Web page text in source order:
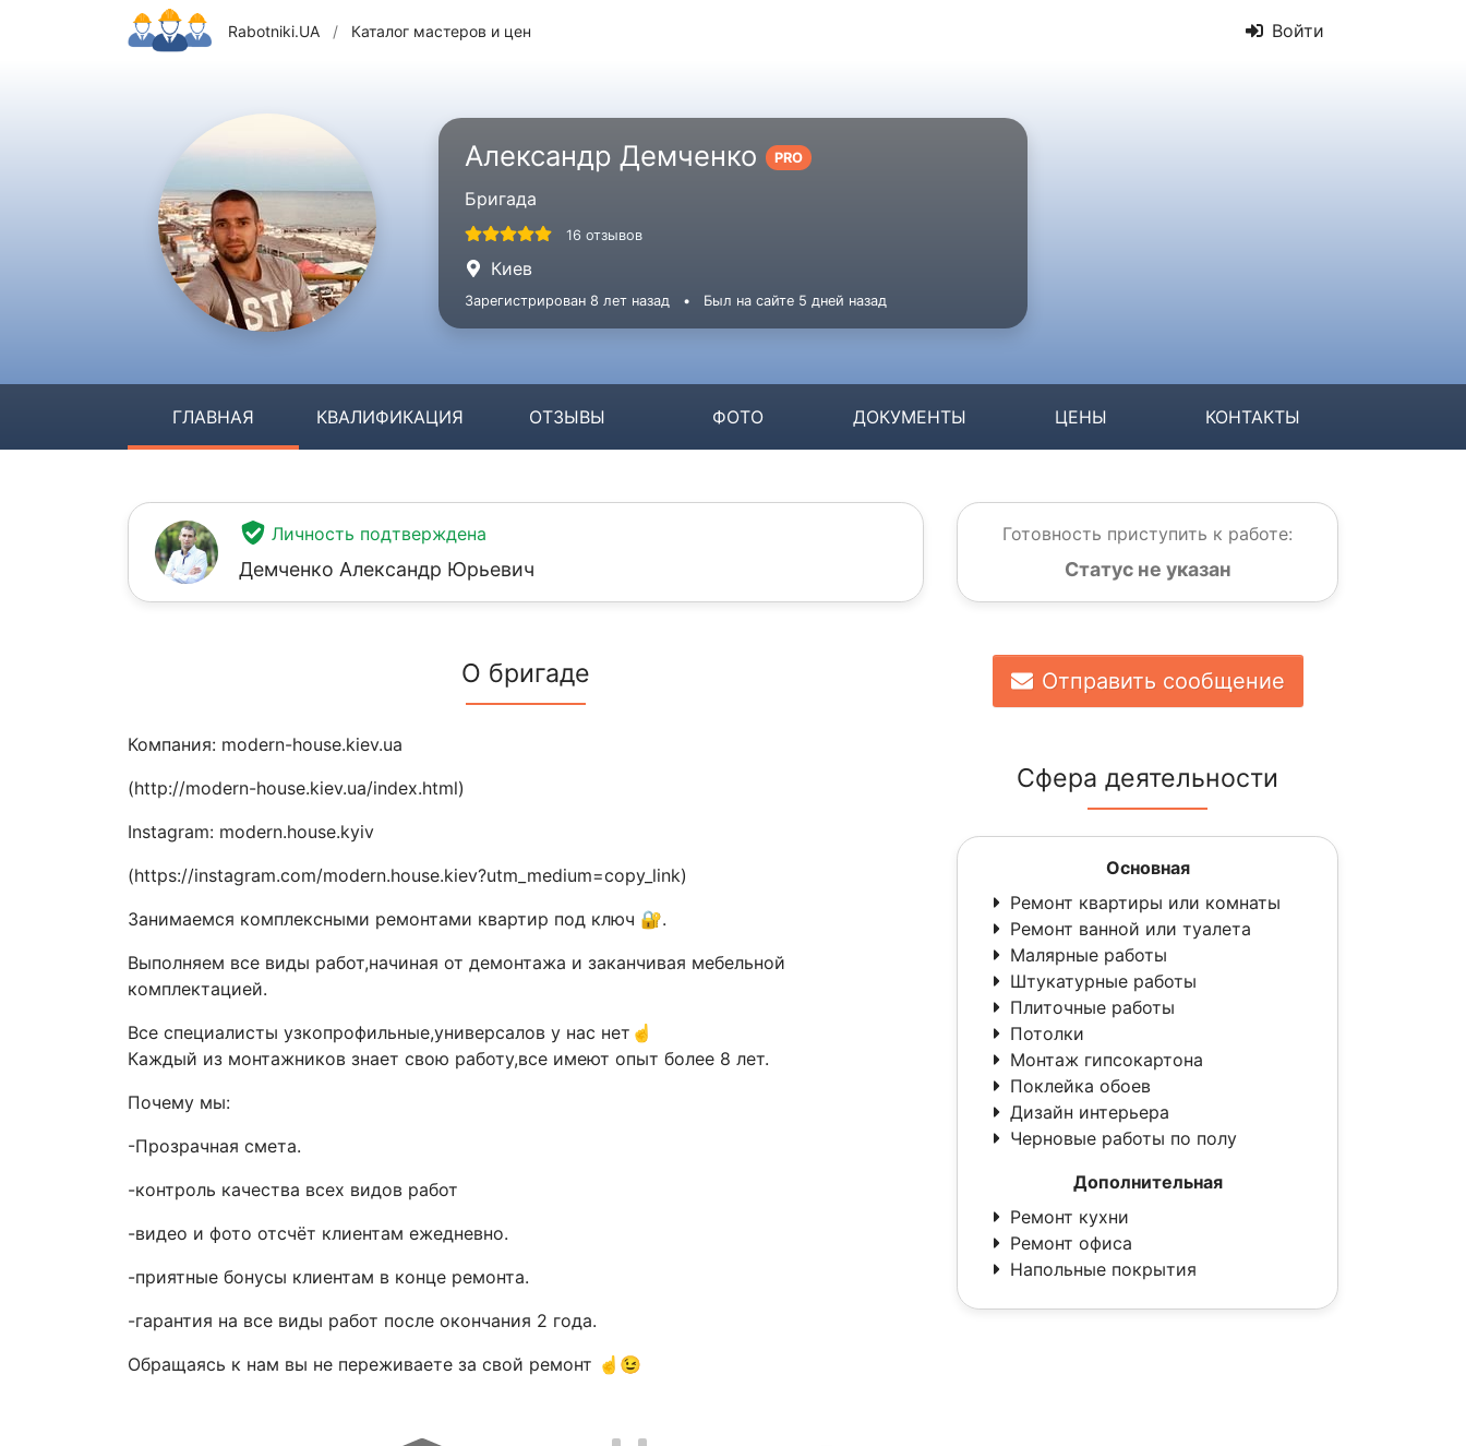
Rabotniki.UA / Каталог мастеров и цен Войти
Александр Демченко PRO
Бригада
16 отзывов
Киев
Зарегистрирован 8 лет назад • Был на сайте 5 дней назад
ГЛАВНАЯ КВАЛИФИКАЦИЯ ОТЗЫВЫ ФОТО ДОКУМЕНТЫ ЦЕНЫ КОНТАКТЫ
Личность подтверждена
Демченко Александр Юрьевич
О бригаде
Компания: modern-house.kiev.ua
(http://modern-house.kiev.ua/index.html)
Instagram: modern.house.kyiv
(https://instagram.com/modern.house.kiev?utm_medium=copy_link)
Занимаемся комплексными ремонтами квартир под ключ 🔐.
Выполняем все виды работ,начиная от демонтажа и заканчивая мебельной
комплектацией.
Все специалисты узкопрофильные,универсалов у нас нет☝️
Каждый из монтажников знает свою работу,все имеют опыт более 8 лет.
Почему мы:
-Прозрачная смета.
-контроль качества всех видов работ
-видео и фото отсчёт клиентам ежедневно.
-приятные бонусы клиентам в конце ремонта.
-гарантия на все виды работ после окончания 2 года.
Обращаясь к нам вы не переживаете за свой ремонт ☝️😉
Готовность приступить к работе:
Статус не указан
Отправить сообщение
Сфера деятельности
Основная
Ремонт квартиры или комнаты
Ремонт ванной или туалета
Малярные работы
Штукатурные работы
Плиточные работы
Потолки
Монтаж гипсокартона
Поклейка обоев
Дизайн интерьера
Черновые работы по полу
Дополнительная
Ремонт кухни
Ремонт офиса
Напольные покрытия